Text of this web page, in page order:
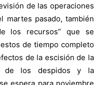
de las operaciones
martes pasado, también
los recursos” que se
de tiempo completo
de la escisión de la
de los despidos y la